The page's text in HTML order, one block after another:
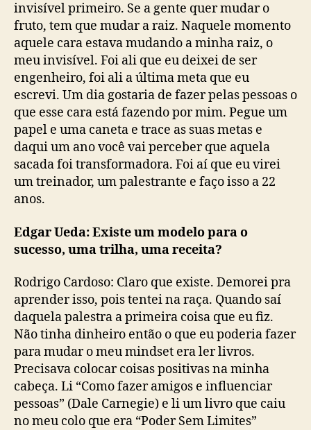
invisível primeiro. Se a gente quer mudar o
fruto, tem que mudar a raiz. Naquele momento
aquele cara estava mudando a minha raiz, o
meu invisível. Foi ali que eu deixei de ser
engenheiro, foi ali a última meta que eu
escrevi. Um dia gostaria de fazer pelas pessoas o
que esse cara está fazendo por mim. Pegue um
papel e uma caneta e trace as suas metas e
daqui um ano você vai perceber que aquela
sacada foi transformadora. Foi aí que eu virei
um treinador, um palestrante e faço isso a 22
anos.
Edgar Ueda: Existe um modelo para o
sucesso, uma trilha, uma receita?
Rodrigo Cardoso: Claro que existe. Demorei pra
aprender isso, pois tentei na raça. Quando saí
daquela palestra a primeira coisa que eu fiz.
Não tinha dinheiro então o que eu poderia fazer
para mudar o meu mindset era ler livros.
Precisava colocar coisas positivas na minha
cabeça. Li “Como fazer amigos e influenciar
pessoas” (Dale Carnegie) e li um livro que caiu
no meu colo que era “Poder Sem Limites”